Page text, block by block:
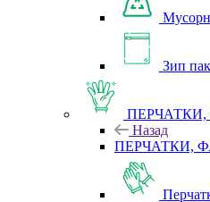
Зип
Назад
ПЕРЧАТКИ,